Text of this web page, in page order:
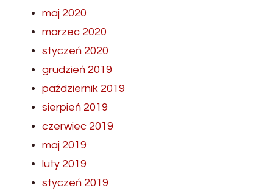
maj 2020
marzec 2020
styczeń 2020
grudzień 2019
październik 2019
sierpień 2019
czerwiec 2019
maj 2019
luty 2019
styczeń 2019